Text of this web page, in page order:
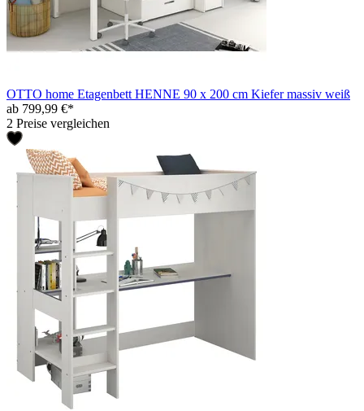
OTTO home Etagenbett HENNE 90 x 200 cm Kiefer massiv weiß
ab 799,99 €*
2 Preise vergleichen